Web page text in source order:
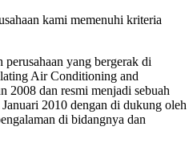
kami memenuhi kriteria
perusahaan yang bergerak di
Air Conditioning and
2008 dan resmi menjadi sebuah
2010 dengan di dukung oleh
di bidangnya dan